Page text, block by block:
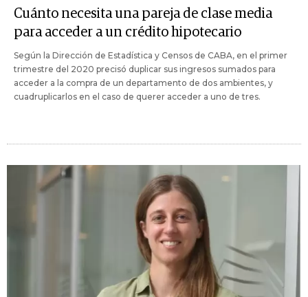
Cuánto necesita una pareja de clase media
para acceder a un crédito hipotecario
Según la Dirección de Estadística y Censos de CABA, en el primer
trimestre del 2020 precisó duplicar sus ingresos sumados para
acceder a la compra de un departamento de dos ambientes, y
cuadruplicarlos en el caso de querer acceder a uno de tres.